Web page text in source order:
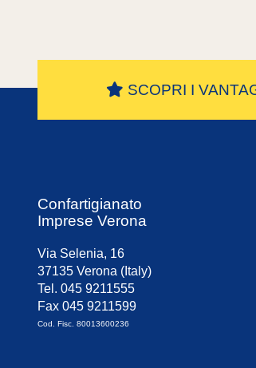
SCOPRI I
Confartigianato
Imprese Verona
Via Selenia, 16
37135 Verona (Italy)
Tel. 045 9211555
Fax 045 9211599
Cod. Fisc. 80013600236